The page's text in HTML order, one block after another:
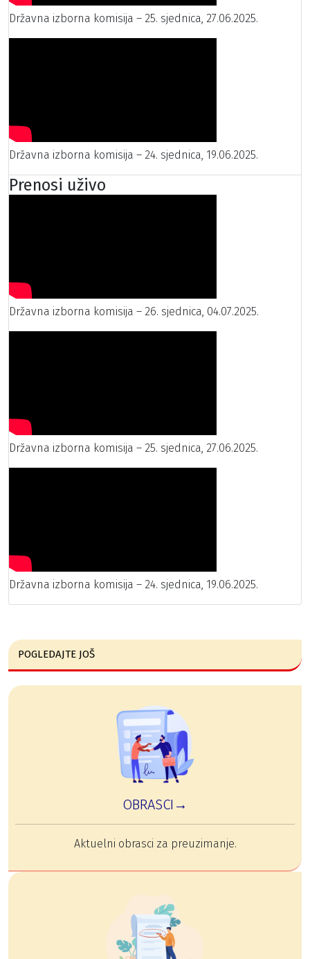
Državna izborna komisija – 25. sjednica, 27.06.2025.
Državna izborna komisija – 24. sjednica, 19.06.2025.
Prenosi uživo
Državna izborna komisija – 26. sjednica, 04.07.2025.
Državna izborna komisija – 25. sjednica, 27.06.2025.
Državna izborna komisija – 24. sjednica, 19.06.2025.
POGLEDAJTE JOŠ
OBRASCI→
Aktuelni obrasci za preuzimanje.